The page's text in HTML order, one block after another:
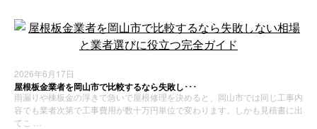
2026年6月17日
屋根板金業者を岡山市で比較するなら失敗し･･･
雨漏りや棟板金の浮きで急いで屋根修理を決めると、岡山市では同じ工事内
容でも業者次第で工事費用が数十万円単位で変わります。しかも見積書に出
てこ …